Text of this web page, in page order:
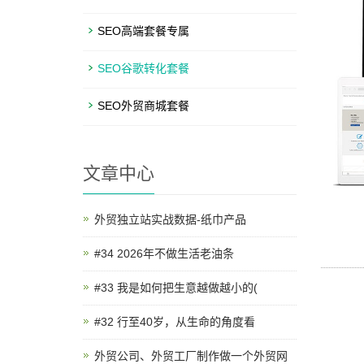
SEO高端套餐专属
SEO谷歌转化套餐
SEO外贸商城套餐
文章中心
外贸独立站实战数据-纸巾产品
#34 2026年不做生活老油条
#33 我是如何把生意越做越小的(
#32 行至40岁，从生命的角度看
外贸公司、外贸工厂制作做一个外贸网